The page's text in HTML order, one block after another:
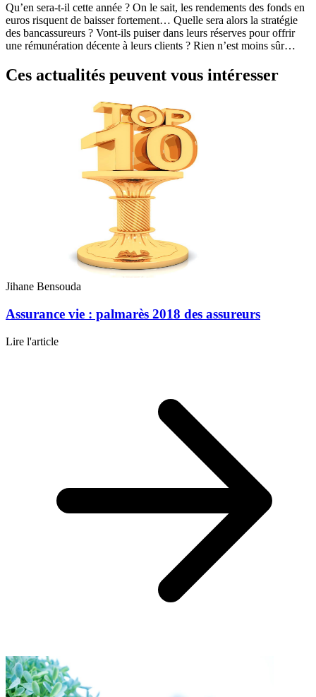
Qu’en sera-t-il cette année ? On le sait, les rendements des fonds en
euros risquent de baisser fortement… Quelle sera alors la stratégie
des bancassureurs ? Vont-ils puiser dans leurs réserves pour offrir
une rémunération décente à leurs clients ? Rien n’est moins sûr…
Ces actualités peuvent vous intéresser
Jihane Bensouda
Assurance vie : palmarès 2018 des assureurs
Lire l'article